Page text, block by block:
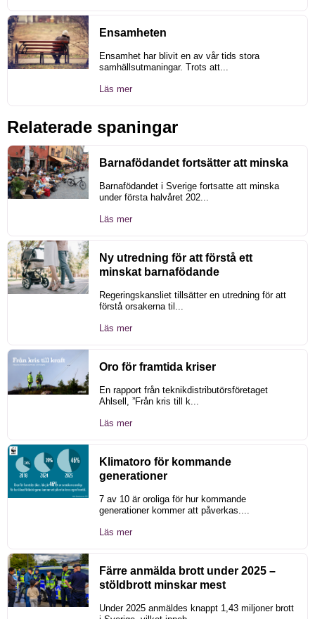
Ensamheten
Ensamhet har blivit en av vår tids stora
samhällsutmaningar. Trots att...
Läs mer
Relaterade spaningar
Barnafödandet fortsätter att minska
Barnafödandet i Sverige fortsatte att minska
under första halvåret 202...
Läs mer
Ny utredning för att förstå ett
minskat barnafödande
Regeringskansliet tillsätter en utredning för att
förstå orsakerna til...
Läs mer
Oro för framtida kriser
En rapport från teknikdistributörsföretaget
Ahlsell, ”Från kris till k...
Läs mer
Klimatoro för kommande
generationer
7 av 10 är oroliga för hur kommande
generationer kommer att påverkas....
Läs mer
Färre anmälda brott under 2025 –
stöldbrott minskar mest
Under 2025 anmäldes knappt 1,43 miljoner brott